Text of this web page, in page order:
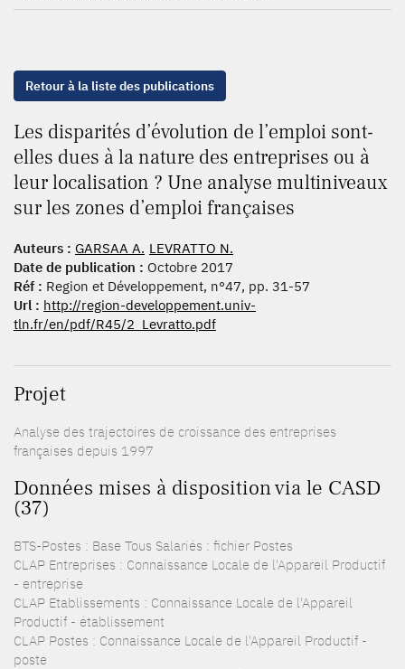
Retour à la liste des publications
Les disparités d’évolution de l’emploi sont-
elles dues à la nature des entreprises ou à
leur localisation ? Une analyse multiniveaux
sur les zones d’emploi françaises
Auteurs : GARSAA A. LEVRATTO N.
Date de publication : Octobre 2017
Réf : Region et Développement, n°47, pp. 31-57
Url : http://region-developpement.univ-
tln.fr/en/pdf/R45/2_Levratto.pdf
Projet
Analyse des trajectoires de croissance des entreprises
françaises depuis 1997
Données mises à disposition via le CASD
(37)
BTS-Postes : Base Tous Salariés : fichier Postes
CLAP Entreprises : Connaissance Locale de l'Appareil Productif
- entreprise
CLAP Etablissements : Connaissance Locale de l'Appareil
Productif - établissement
CLAP Postes : Connaissance Locale de l'Appareil Productif -
poste